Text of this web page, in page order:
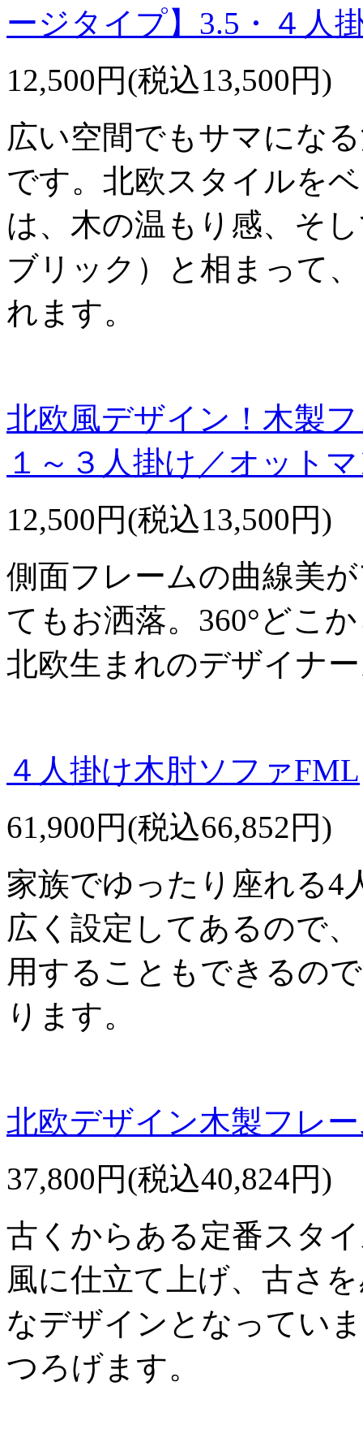
ージタイプ】3.5・４人
12,500円(税込13,500円)
広い空間でもサマにな
です。北欧スタイルを
は、木の温もり感、そ
ブリック）と相まって
れます。
北欧風デザイン！木製
１～３人掛け／オット
12,500円(税込13,500円)
側面フレームの曲線美
てもお洒落。360°どこ
北欧生まれのデザイナ
４人掛け木肘ソファFML
61,900円(税込66,852円)
家族でゆったり座れる4
広く設定してあるので
用することもできるの
ります。
北欧デザイン木製フレ
37,800円(税込40,824円)
古くからある定番スタ
風に仕立て上げ、古さ
なデザインとなってい
つろげます。